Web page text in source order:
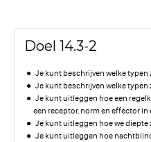
Doel 14.3-2
Je kunt beschrijven welke typen
Je kunt beschrijven welke typen
Je kunt uitleggen hoe een
een receptor, norm en effector in
Je kunt uitleggen hoe we diepte
Je kunt uitleggen hoe